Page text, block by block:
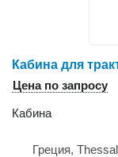
Кабина для
Цена по запросу
Кабина
Греция,